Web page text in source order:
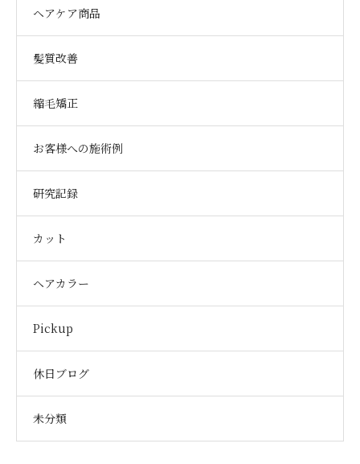
ヘアケア商品
髪質改善
縮毛矯正
お客様への施術例
研究記録
カット
ヘアカラー
Pickup
休日ブログ
未分類